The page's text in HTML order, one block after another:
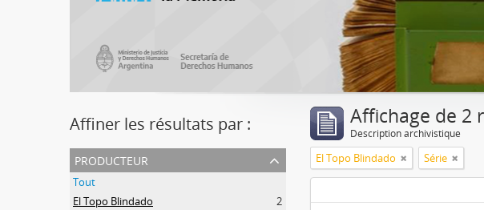
Affiner les résultats par :
producteur
Tout
El Topo Blindado
2
Affichage de 2
Description archivistique
El Topo Blindado Série